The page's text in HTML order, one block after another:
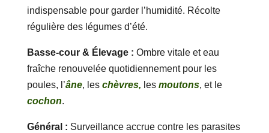
indispensable pour garder l’humidité. Récolte
régulière des légumes d’été.
Basse-cour & Élevage : Ombre vitale et eau
fraîche renouvelée quotidiennement pour les
poules, l’âne, les chèvres, les moutons, et le
cochon.
Général : Surveillance accrue contre les parasites